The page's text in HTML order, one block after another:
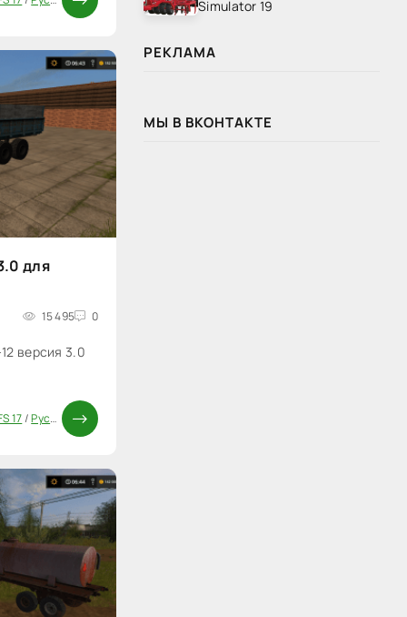
для
15 495 0
версия 3.0
17/Русские моды для FS 17
Simulator 19
РЕКЛАМА
МЫ В ВКОНТАКТЕ